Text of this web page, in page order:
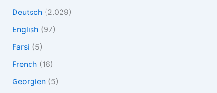
Deutsch(2.029)
English(97)
Farsi (5)
French(16)
Georgien(5)